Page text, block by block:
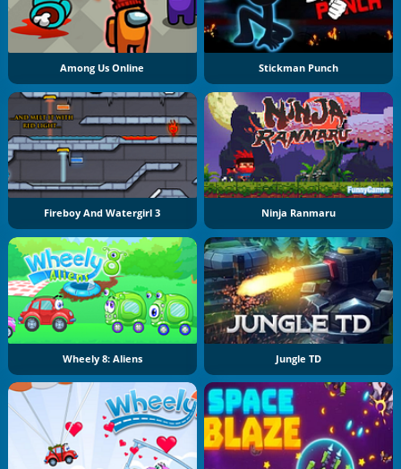
Among Us Online Stickman Punch
Fireboy And Watergirl 3 Ninja Ranmaru
Wheely 8: Aliens Jungle TD